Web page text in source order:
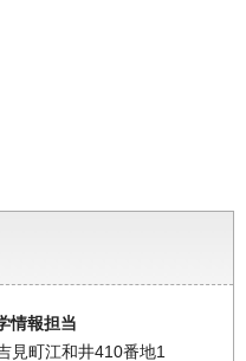
情報担当
見町江和井410番地1